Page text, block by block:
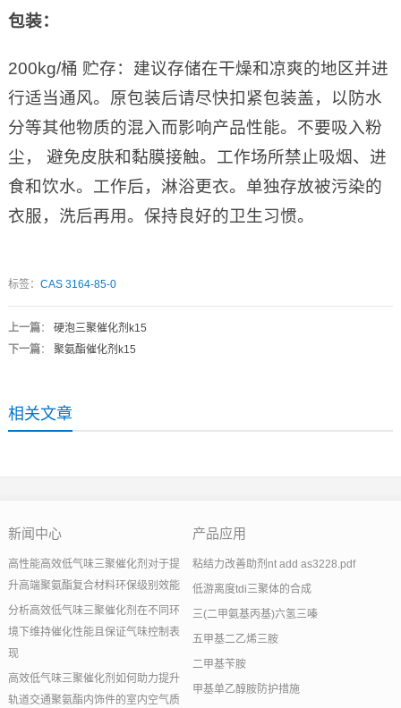
包装：
200kg/桶 贮存：建议存储在干燥和凉爽的地区并进
行适当通风。原包装后请尽快扣紧包装盖，以防水
分等其他物质的混入而影响产品性能。不要吸入粉
尘， 避免皮肤和黏膜接触。工作场所禁止吸烟、进
食和饮水。工作后，淋浴更衣。单独存放被污染的
衣服，洗后再用。保持良好的卫生习惯。
标签： CAS 3164-85-0
上一篇： 硬泡三聚催化剂k15
下一篇： 聚氨酯催化剂k15
相关文章
新闻中心
高性能高效低气味三聚催化剂对于提
升高端聚氨酯复合材料环保级别效能
分析高效低气味三聚催化剂在不同环
境下维持催化性能且保证气味控制表
现
高效低气味三聚催化剂如何助力提升
轨道交通聚氨酯内饰件的室内空气质
产品应用
粘结力改善助剂nt add as3228.pdf
低游离度tdi三聚体的合成
三(二甲氨基丙基)六氢三嗪
五甲基二乙烯三胺
二甲基苄胺
甲基单乙醇胺防护措施